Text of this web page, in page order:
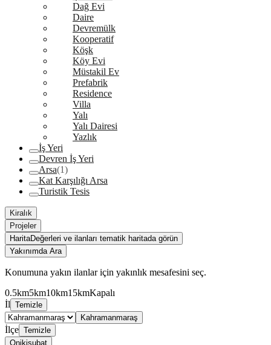
Dağ Evi
Daire
Devremülk
Kooperatif
Köşk
Köy Evi
Müstakil Ev
Prefabrik
Residence
Villa
Yalı
Yalı Dairesi
Yazlık
İş Yeri
Devren İş Yeri
Arsa(1)
Kat Karşılığı Arsa
Turistik Tesis
Kiralık
Projeler
HaritaDeğerleri ve ilanları tematik haritada görün
Yakınımda Ara
Konumuna yakın ilanlar için yakınlık mesafesini seç.
0.5km5km10km15kmKapalı
İl Temizle
Kahramanmaraş
İlçe Temizle
Onikişubat